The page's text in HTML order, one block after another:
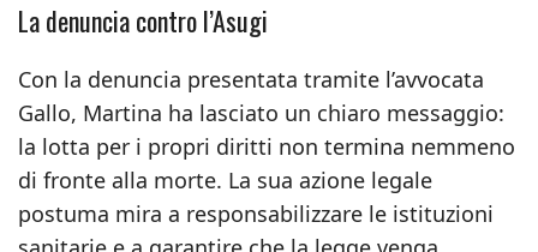
La denuncia contro l’Asugi
Con la denuncia presentata tramite l’avvocata
Gallo, Martina ha lasciato un chiaro messaggio:
la lotta per i propri diritti non termina nemmeno
di fronte alla morte. La sua azione legale
postuma mira a responsabilizzare le istituzioni